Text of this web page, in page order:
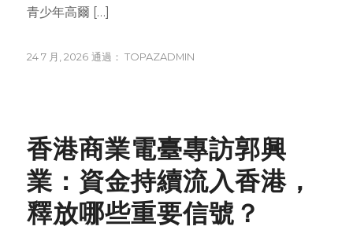
青少年高爾 […]
24 7 月, 2026 通過： TOPAZADMIN
香港商業電臺專訪郭興
業：資金持續流入香港，
釋放哪些重要信號？